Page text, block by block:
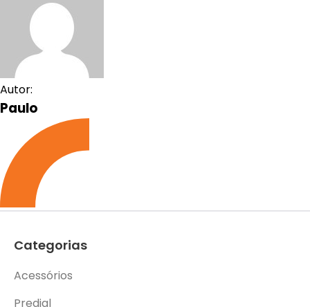
Autor:
Paulo
Categorias
Acessórios
Predial